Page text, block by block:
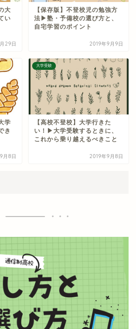
大
い
29日
【保存版】不登校児の勉強方
法▶︎塾・予備校の選び方と、
自宅学習のポイント
2019年9月9日
学
き
月8日
大学受験
【高校不登校】大学行きた
い！▶︎大学受験するときに、
これから乗り越えるべきこと
2019年9月8日